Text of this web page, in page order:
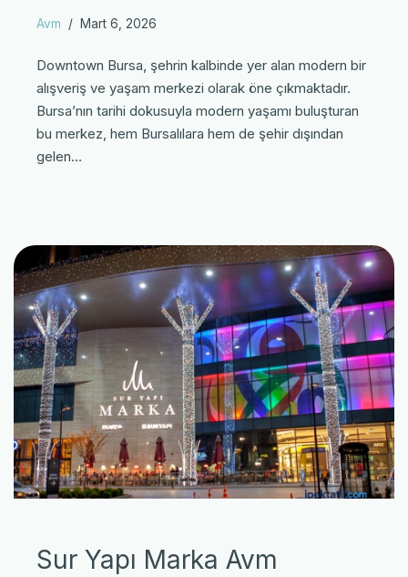
Avm Mart 6, 2026
Downtown Bursa, şehrin kalbinde yer alan modern bir
alışveriş ve yaşam merkezi olarak öne çıkmaktadır.
Bursa’nın tarihi dokusuyla modern yaşamı buluşturan
bu merkez, hem Bursalılara hem de şehir dışından
gelen…
Sur Yapı Marka Avm